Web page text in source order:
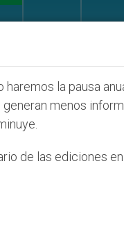
haremos la pausa
menos
de las ediciones